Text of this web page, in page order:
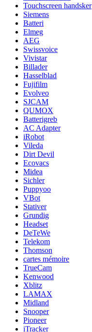
Touchscreen handsker
Siemens
Batteri
Elmeg
AEG
Swissvoice
Vivistar
Billader
Hasselblad
Fujifilm
Evolveo
SJCAM
QUMOX
Batterigreb
AC Adapter
iRobot
Vileda
Dirt Devil
Ecovacs
Midea
Sichler
Puppyoo
VBot
Stativer
Grundig
Headset
DeTeWe
Telekom
Thomson
cartes mémoire
TrueCam
Kenwood
Xblitz
LAMAX
Midland
Snooper
Pioneer
iTracker